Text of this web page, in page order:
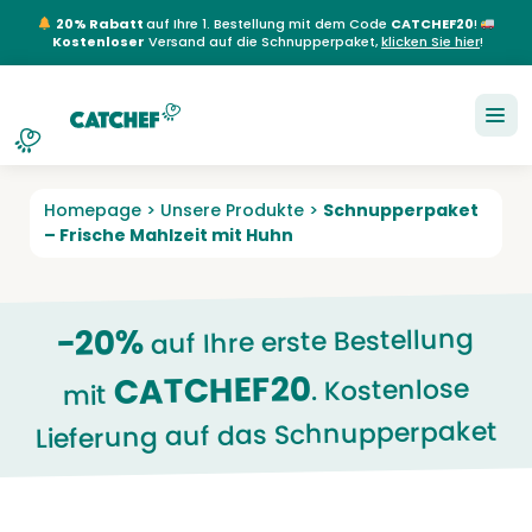
20% Rabattauf Ihre 1. Bestellung mit dem Code CATCHEF20!
Kostenloser Versand auf die Schnupperpaket,klicken Sie hier!
NL EN FR DE
Homepage > Unsere Produkte > Schnupperpaket
– Frische Mahlzeit mit Huhn
-20%auf Ihre erste Bestellung
mitCATCHEF20. Kostenlose
Lieferung auf das Schnupperpaket